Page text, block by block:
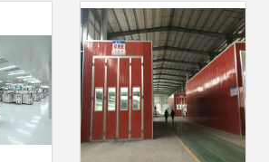
交通保障资源推荐